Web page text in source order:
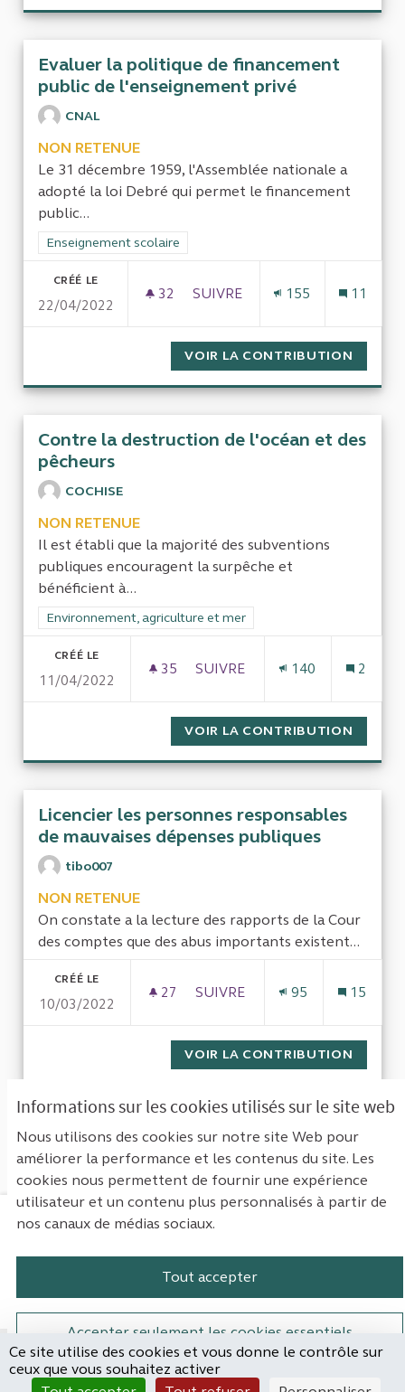
Informations sur les cookies utilisés sur le site web
Nous utilisons des cookies sur notre site Web pour
améliorer la performance et les contenus du site. Les
cookies nous permettent de fournir une expérience
utilisateur et un contenu plus personnalisés à partir de
nos canaux de médias sociaux.
Tout accepter
Accepter seulement les cookies essentiels
Paramètres
Evaluer la politique de financement
public de l'enseignement privé
CNAL
NON RETENUE
Le 31 décembre 1959, l'Assemblée nationale a
adopté la loi Debré qui permet le financement
public...
Filtrer les résultats de la catégorie : Enseignement scolaire
Enseignement scolaire
CRÉÉ LE
22/04/2022
32 32 ABONNÉS
SUIVRE
155 11
VOIR LA CONTRIBUTION
Contre la destruction de l'océan et des
pêcheurs
COCHISE
NON RETENUE
Il est établi que la majorité des subventions
publiques encouragent la surpêche et
bénéficient à...
Filtrer les résultats de la catégorie : Environnement,
Environnement, agriculture et mer
CRÉÉ LE
11/04/2022
35 35 ABONNÉS
SUIVRE
140 2
VOIR LA CONTRIBUTION
Licencier les personnes responsables
de mauvaises dépenses publiques
tibo007
NON RETENUE
On constate a la lecture des rapports de la Cour
des comptes que des abus importants existent...
CRÉÉ LE
10/03/2022
27 27 ABONNÉS
SUIVRE
95 15
VOIR LA CONTRIBUTION
Suivant › Dernière »
Voir toutes les propositions retirées
Mentions légales
Paramètres des cookies
Plateforme de participation de la
Plateforme de participation de la
Plateforme de participation
Plateforme de
Site réalisé par
Open Source Politics
Ce site utilise des cookies et vous donne le contrôle sur
ceux que vous souhaitez activer